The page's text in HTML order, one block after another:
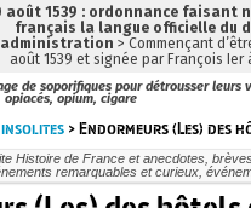
de soporifiques pour détrousser leurs
opiacés, opium, cigare
insolites > Endormeurs (Les) des
Histoire de France et anecdotes,
remarquables et curieux,
août 1539 : ordonnance faisant
français la langue officielle du
> Commençant
août 1539 et signée par François